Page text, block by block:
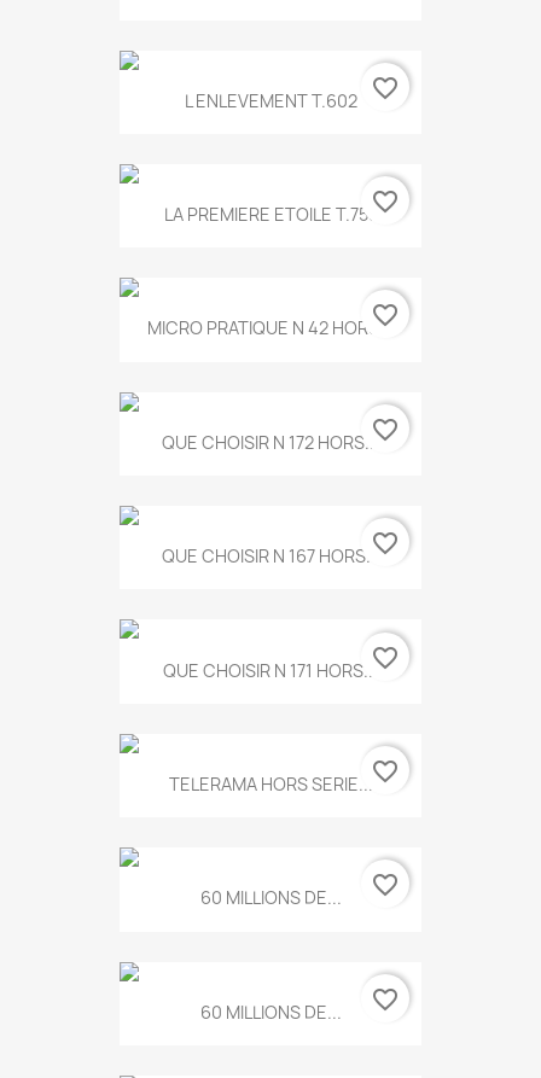
L ENLEVEMENT T.602 favorite_border
LA PREMIERE ETOILE T.755favorite_border
MICRO PRATIQUE N 42 HORS...
favorite_border
QUE CHOISIR N 172 HORS...favorite_border
QUE CHOISIR N 167 HORS...favorite_border
QUE CHOISIR N 171 HORS...favorite_border
TELERAMA HORS SERIE...favorite_border
60 MILLIONS DE... favorite_border
60 MILLIONS DE... favorite_border